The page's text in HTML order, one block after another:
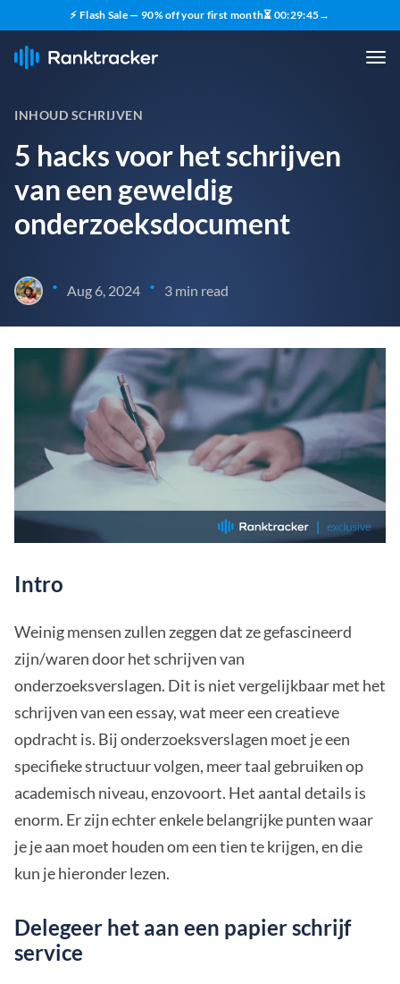
⚡ Flash Sale — 90% off your first month⏳ 00:29:44→
INHOUD SCHRIJVEN
5 hacks voor het schrijven
van een geweldig
onderzoeksdocument
• Aug 6, 2024 • 3 min read
Intro
Weinig mensen zullen zeggen dat ze gefascineerd
zijn/waren door het schrijven van
onderzoeksverslagen. Dit is niet vergelijkbaar met het
schrijven van een essay, wat meer een creatieve
opdracht is. Bij onderzoeksverslagen moet je een
specifieke structuur volgen, meer taal gebruiken op
academisch niveau, enzovoort. Het aantal details is
enorm. Er zijn echter enkele belangrijke punten waar
je je aan moet houden om een tien te krijgen, en die
kun je hieronder lezen.
Delegeer het aan een papier schrijf
service